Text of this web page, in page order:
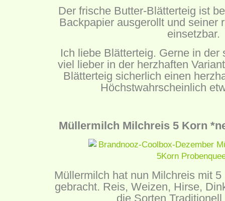
Der frische Butter-Blätterteig ist
Backpapier ausgerollt und seiner
einsetzbar.
Ich liebe Blätterteig. Gerne in der
viel lieber in der herzhaften
Blätterteig sicherlich einen
Höchstwahrscheinlich
Müllermilch Milchreis 5 Korn
Müllermilch hat nun Milchreis mit
gebracht. Reis, Weizen, Hirse,
die Sorten